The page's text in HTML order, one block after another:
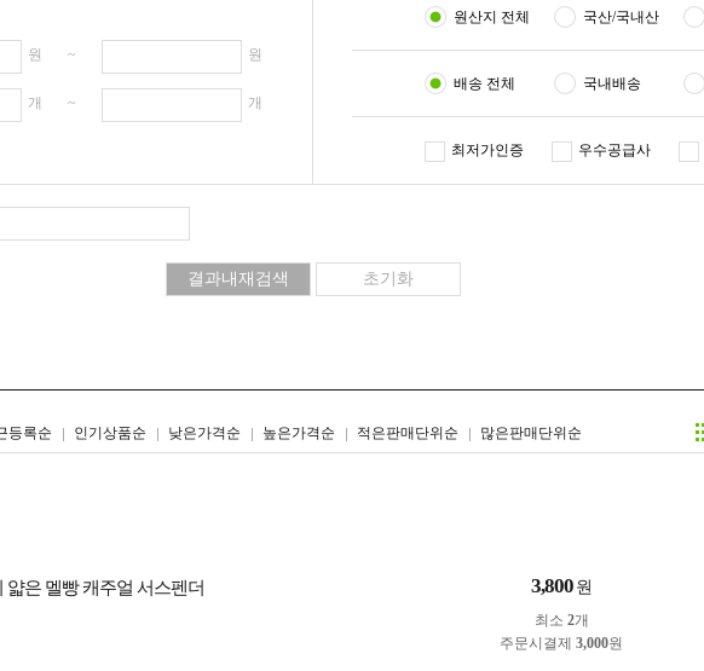
원 ~ 원
개 ~ 개
원산지 전체 국산/국내산
배송 전체 국내배송
최저가인증 우수공급사
등록순 인기상품순 낮은가격순 높은가격순 적은판매단위순 많은판매단위순
리스트형갤러리형
얇은 멜빵 캐주얼 서스펜더 3,800 원
최소 2개
주문시결제 3,000원